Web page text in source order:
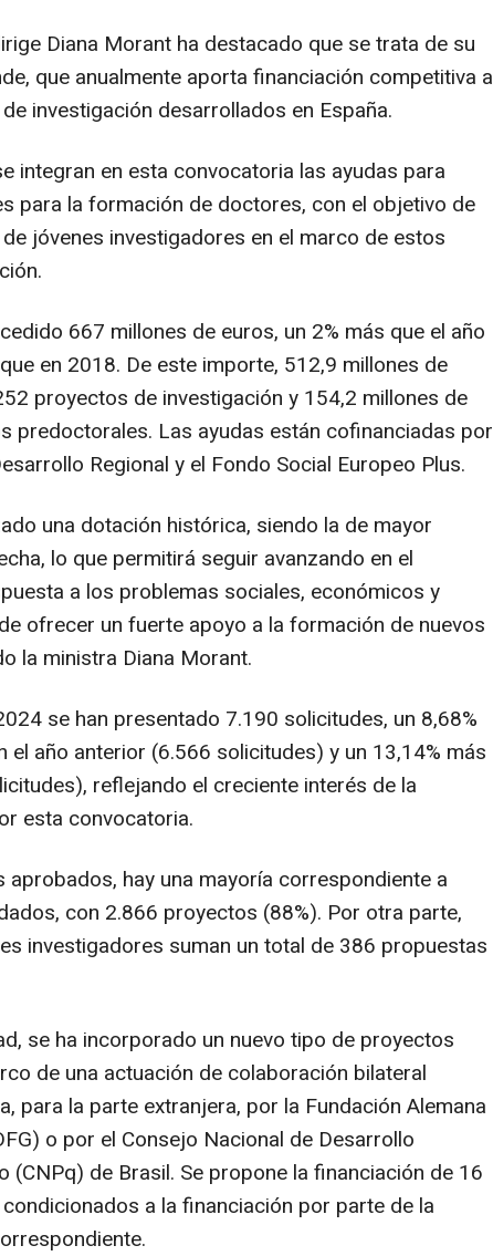
Diana Morant ha destacado que se trata de su
que anualmente aporta financiación competitiva a
investigación desarrollados en España.
integran en esta convocatoria las ayudas para
para la formación de doctores, con el objetivo de
jóvenes investigadores en el marco de estos
667 millones de euros, un 2% más que el año
en 2018. De este importe, 512,9 millones de
proyectos de investigación y 154,2 millones de
predoctorales. Las ayudas están cofinanciadas por
Regional y el Fondo Social Europeo Plus.
una dotación histórica, siendo la de mayor
lo que permitirá seguir avanzando en el
a los problemas sociales, económicos y
ofrecer un fuerte apoyo a la formación de nuevos
la ministra Diana Morant.
se han presentado 7.190 solicitudes, un 8,68%
el año anterior (6.566 solicitudes) y un 13,14% más
reflejando el creciente interés de la
esta convocatoria.
hay una mayoría correspondiente a
con 2.866 proyectos (88%). Por otra parte,
investigadores suman un total de 386 propuestas
se ha incorporado un nuevo tipo de proyectos
de una actuación de colaboración bilateral
para la parte extranjera, por la Fundación Alemana
o por el Consejo Nacional de Desarrollo
(CNPq) de Brasil. Se propone la financiación de 16
a la financiación por parte de la